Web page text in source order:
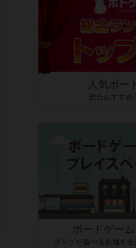
人気ボー
総合おすすめ
ボードゲー
ボドゲが遊べる店舗を